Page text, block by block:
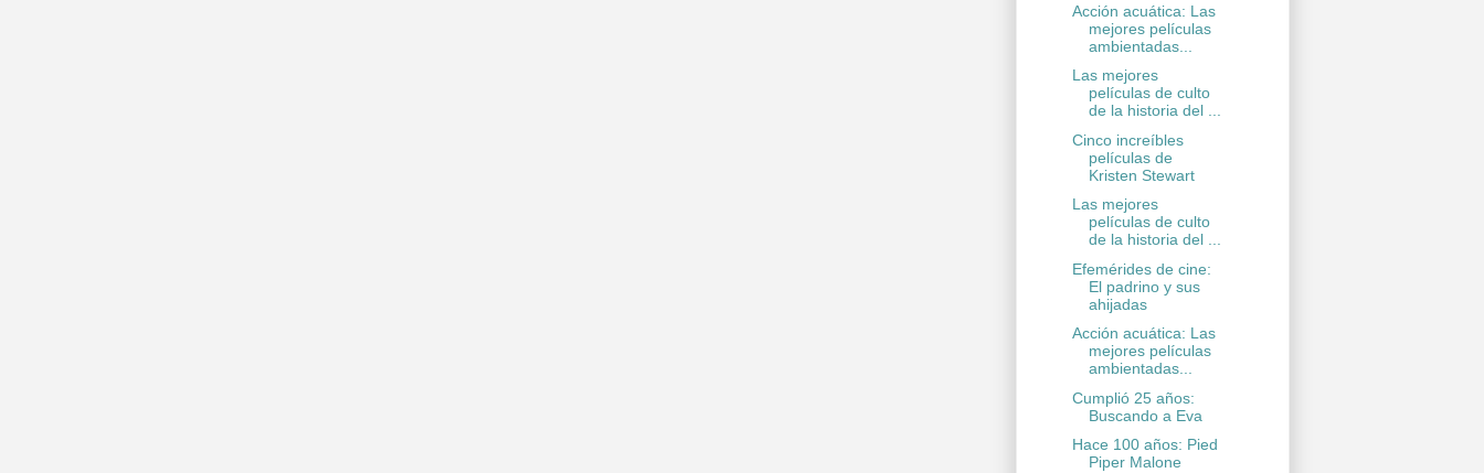
Acción acuática: Las
mejores películas
ambientadas...
Las mejores
películas de culto
de la historia del ...
Cinco increíbles
películas de
Kristen Stewart
Las mejores
películas de culto
de la historia del ...
Efemérides de cine:
El padrino y sus
ahijadas
Acción acuática: Las
mejores películas
ambientadas...
Cumplió 25 años:
Buscando a Eva
Hace 100 años: Pied
Piper Malone